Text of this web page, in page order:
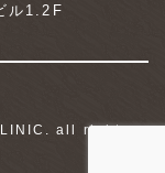
ル1.2F
all rights